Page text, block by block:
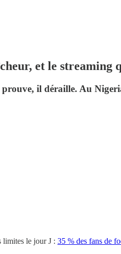
et le streaming
il déraille. Au
limites le jour J : 35 % des fans de